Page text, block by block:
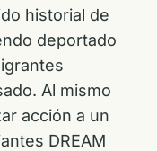
historial de
deportado
Al mismo
acción a un
DREAM